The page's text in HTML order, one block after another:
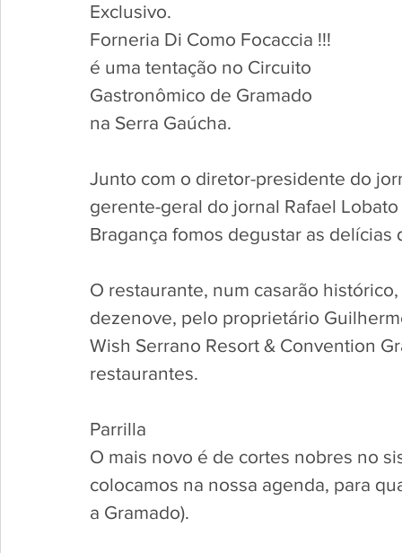
Exclusivo.
Forneria Di Como Focaccia !!!
é uma tentação no Circuito
Gastronômico de Gramado
na Serra Gaúcha.
Junto com o diretor-presidente do
gerente-geral do jornal Rafael
Bragança fomos degustar as delícias
O restaurante, num casarão
dezenove, pelo proprietário
Wish Serrano Resort & Convention
restaurantes.
Parrilla
O mais novo é de cortes nobres no
colocamos na nossa agenda, para
a Gramado).